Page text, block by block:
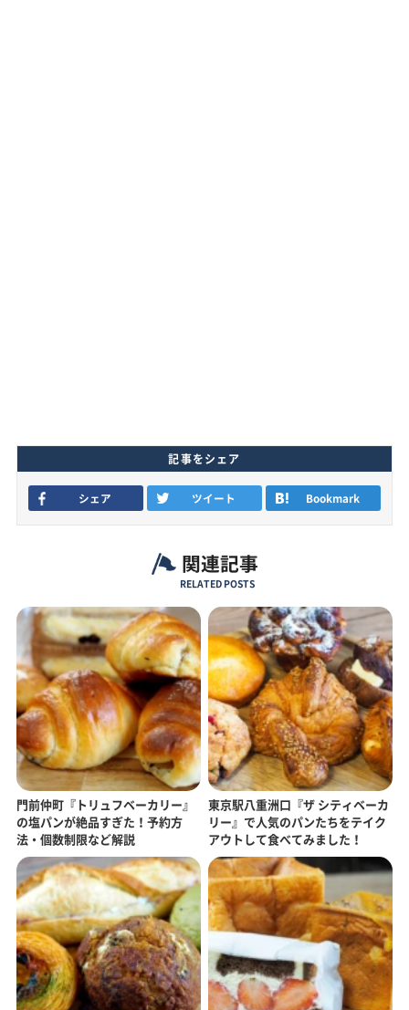
記事をシェア
シェア ツイート Bookmark
関連記事
RELATED POSTS
門前仲町『トリュフベーカリー』
の塩パンが絶品すぎた！予約方
法・個数制限など解説
東京駅八重洲口『ザ シティベーカ
リー』で人気のパンたちをテイク
アウトして食べてみました！